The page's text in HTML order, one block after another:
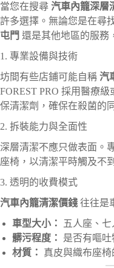
當您在搜尋 汽車內籠深層
許多選擇。無論您是在尋
屯門 還是其他地區的服務
1. 專業設備與技術
坊間有些店鋪可能自稱 汽
FOREST PRO 採用醫療
保清潔劑，確保在殺菌的
2. 拆裝能力與全面性
深層清潔不應只做表面。
座椅，以清潔平時觸及不
3. 透明的收費模式
汽車內籠清潔價錢 往往是
車型大小：
五人座、七
髒污程度：
是否有嘔吐
材質：
真皮與織布座椅